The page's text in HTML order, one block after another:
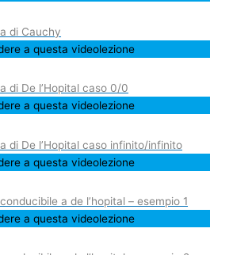
di Cauchy
a questa videolezione
di De l’Hopital caso 0/0
a questa videolezione
di De l’Hopital caso infinito/infinito
a questa videolezione
a de l’hopital – esempio 1
a questa videolezione